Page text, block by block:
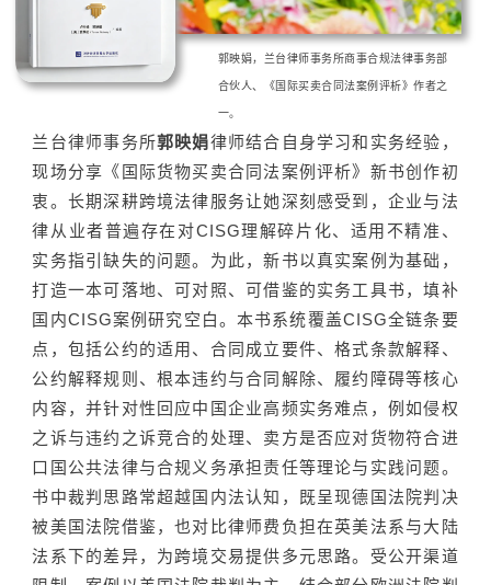
郭映娟，兰台律师事务所商事合规法律事务部
合伙人、《国际买卖合同法案例评析》作者之
一。
兰台律师事务所郭映娟律师结合自身学习和实务经验，
现场分享《国际货物买卖合同法案例评析》新书创作初
衷。长期深耕跨境法律服务让她深刻感受到，企业与法
律从业者普遍存在对CISG理解碎片化、适用不精准、
实务指引缺失的问题。为此，新书以真实案例为基础，
打造一本可落地、可对照、可借鉴的实务工具书，填补
国内CISG案例研究空白。本书系统覆盖CISG全链条要
点，包括公约的适用、合同成立要件、格式条款解释、
公约解释规则、根本违约与合同解除、履约障碍等核心
内容，并针对性回应中国企业高频实务难点，例如侵权
之诉与违约之诉竞合的处理、卖方是否应对货物符合进
口国公共法律与合规义务承担责任等理论与实践问题。
书中裁判思路常超越国内法认知，既呈现德国法院判决
被美国法院借鉴，也对比律师费负担在英美法系与大陆
法系下的差异，为跨境交易提供多元思路。受公开渠道